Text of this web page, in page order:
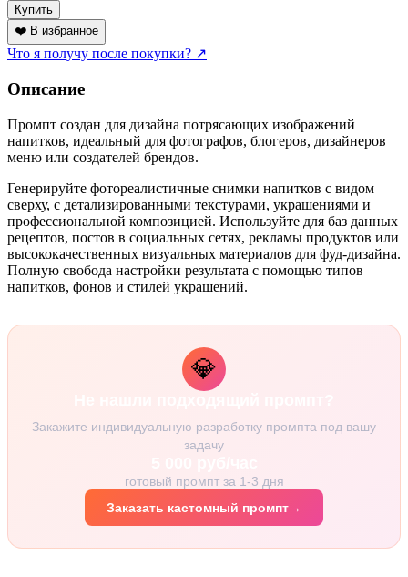
Купить
❤️ В избранное
Что я получу после покупки? ↗
Описание
Промпт создан для дизайна потрясающих изображений
напитков, идеальный для фотографов, блогеров, дизайнеров
меню или создателей брендов.
Генерируйте фотореалистичные снимки напитков с видом
сверху, с детализированными текстурами, украшениями и
профессиональной композицией. Используйте для баз данных
рецептов, постов в социальных сетях, рекламы продуктов или
высококачественных визуальных материалов для фуд-дизайна.
Полную свобода настройки результата с помощью типов
напитков, фонов и стилей украшений.
💎
Закажите индивидуальную разработку промпта под вашу
задачу
готовый промпт за 1-3 дня
Заказать кастомный промпт→